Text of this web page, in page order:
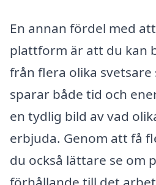
En annan fördel med
plattform är att du kan
från flera olika
sparar både tid och
en tydlig bild av vad
erbjuda. Genom att få
du också lättare se om